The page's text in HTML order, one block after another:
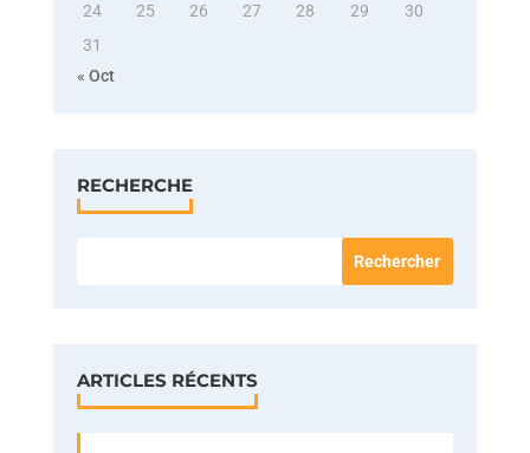
24
25 26 27 28 29
30
31
« Oct
RECHERCHE
ARTICLES RÉCENTS